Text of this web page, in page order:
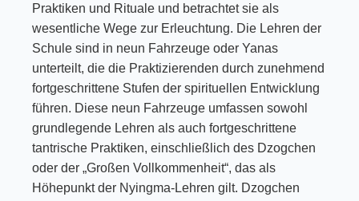
Praktiken und Rituale und betrachtet sie als
wesentliche Wege zur Erleuchtung. Die Lehren der
Schule sind in neun Fahrzeuge oder Yanas
unterteilt, die die Praktizierenden durch zunehmend
fortgeschrittene Stufen der spirituellen Entwicklung
führen. Diese neun Fahrzeuge umfassen sowohl
grundlegende Lehren als auch fortgeschrittene
tantrische Praktiken, einschließlich des Dzogchen
oder der „Großen Vollkommenheit“, das als
Höhepunkt der Nyingma-Lehren gilt. Dzogchen